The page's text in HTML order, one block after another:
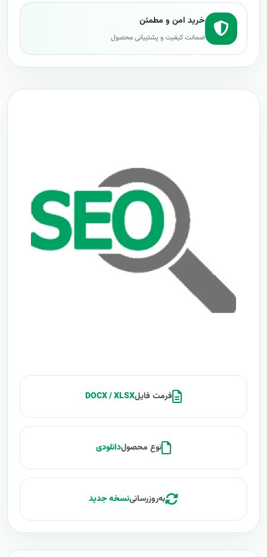
خرید امن و مطمئن
ضمانت کیفیت و پشتیبانی محصول
فرمت فایلDOCX / XLSX
نوع محصولدانلودی
به‌روزرسانینسخه جدید